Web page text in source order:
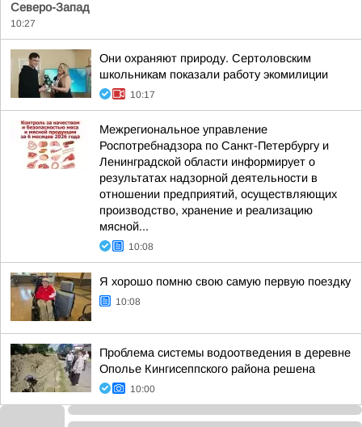
Северо-Запад
10:27
Они охраняют природу. Сертоловским
школьникам показали работу экомилиции
10:17
Межрегиональное управление
Роспотребнадзора по Санкт-Петербургу и
Ленинградской области информирует о
результатах надзорной деятельности в
отношении предприятий, осуществляющих
производство, хранение и реализацию
мясной...
10:08
Я хорошо помню свою самую первую поездку
10:08
Проблема системы водоотведения в деревне
Ополье Кингисеппского района решена
10:00